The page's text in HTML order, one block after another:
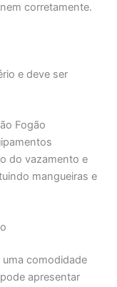
corretamente.
e deve ser
Fogão
do vazamento e
mangueiras e
comodidade
apresentar